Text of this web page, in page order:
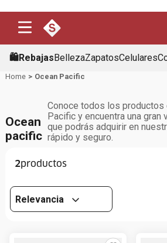
🛍️RebajasBellezaZapatosCelulares
Ocean Pacific
Ocean
pacific
Conoce todos los productos
Pacific y encuentra una gran
que podrás adquirir en
rápido y seguro.
2
Relevancia